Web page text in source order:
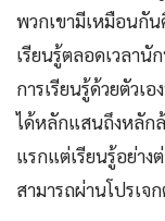
พวกเขามีเหมือนกั
เรียนรู้ตลอดเวลา
การเรียนรู้ด้วยตัวเ
ได้หลักแสนถึงหลัก
แรกแต่เรียนรู้อย่าง
สามารถผ่านโปรเจ